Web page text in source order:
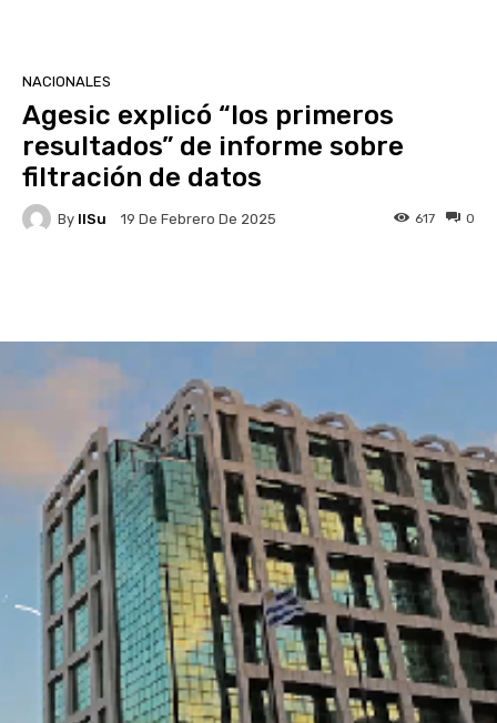
NACIONALES
Agesic explicó “los primeros
resultados” de informe sobre
filtración de datos
By IlSu 19 De Febrero De 2025 0
617